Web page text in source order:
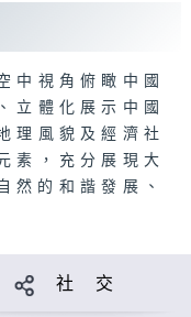
中視角俯瞰中國
立體化展示中國
理風貌及經濟社
素，充分展現大
然的和諧發展、
社 交